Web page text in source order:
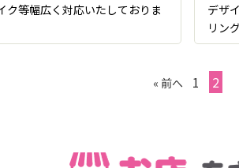
ク等幅広く対応いたしておりま
デザ
リン
« 前へ 1 2